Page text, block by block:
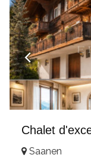
Chalet
Saanen